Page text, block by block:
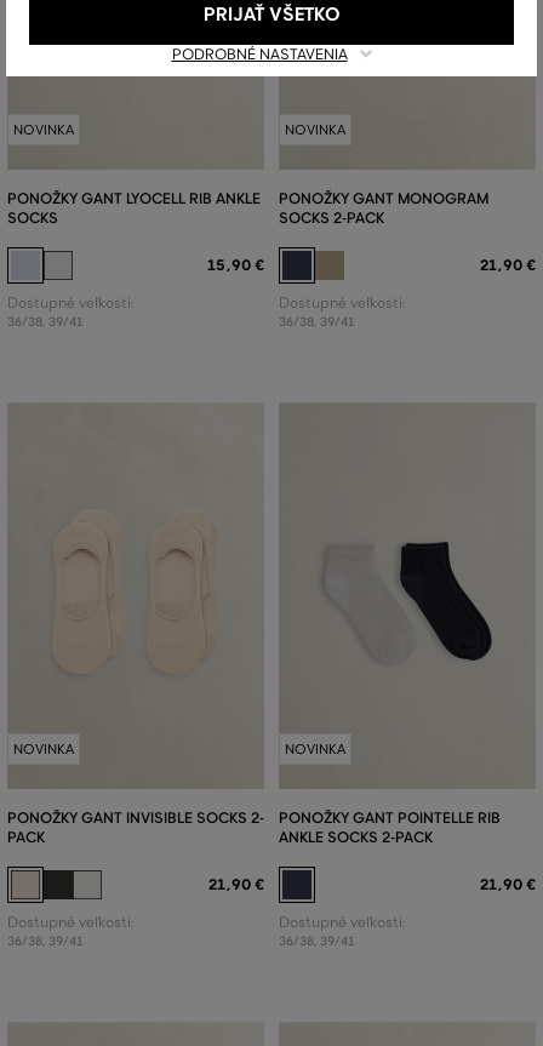
NOVINKA
PONOŽKY GANT LYOCELL RIB ANKLE
SOCKS
15,90 €
Dostupné veľkosti:
36/38, 39/41
NOVINKA
PONOŽKY GANT MONOGRAM
SOCKS 2-PACK
21,90 €
Dostupné veľkosti:
36/38, 39/41
NOVINKA
PONOŽKY GANT INVISIBLE SOCKS 2-
PACK
21,90 €
Dostupné veľkosti:
36/38, 39/41
NOVINKA
PONOŽKY GANT POINTELLE RIB
ANKLE SOCKS 2-PACK
21,90 €
Dostupné veľkosti:
36/38, 39/41
PODROBNÉ NASTAVENIA
PRIJAŤ VŠETKO